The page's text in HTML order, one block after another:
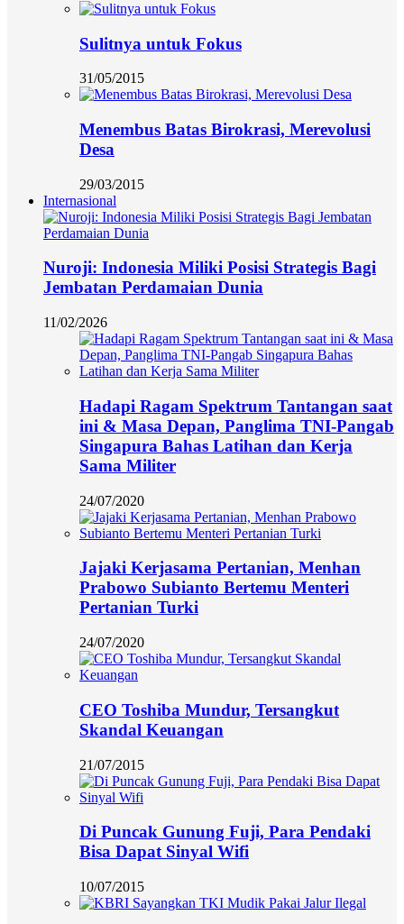
Sulitnya untuk Fokus
31/05/2015
Menembus Batas Birokrasi, Merevolusi
Desa
29/03/2015
Internasional
Nuroji: Indonesia Miliki Posisi Strategis Bagi
Jembatan Perdamaian Dunia
11/02/2026
Hadapi Ragam Spektrum Tantangan saat
ini & Masa Depan, Panglima TNI-Pangab
Singapura Bahas Latihan dan Kerja
Sama Militer
24/07/2020
Jajaki Kerjasama Pertanian, Menhan
Prabowo Subianto Bertemu Menteri
Pertanian Turki
24/07/2020
CEO Toshiba Mundur, Tersangkut
Skandal Keuangan
21/07/2015
Di Puncak Gunung Fuji, Para Pendaki
Bisa Dapat Sinyal Wifi
10/07/2015